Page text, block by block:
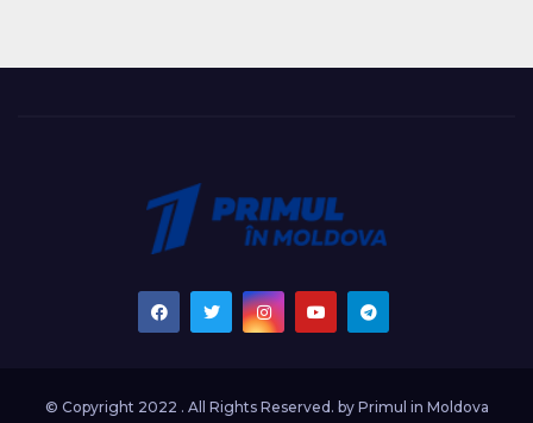
© Copyright 2022 . All Rights Reserved. by Primul in Moldova